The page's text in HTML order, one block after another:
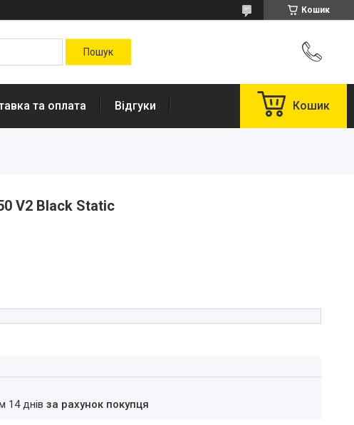
Кошик
та оплата Відгуки Кошик
V2 Black Static
14 днівза рахунок покупця